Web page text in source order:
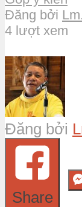
Đăng bởi
4 lượt xem
Đăng bởi
Share